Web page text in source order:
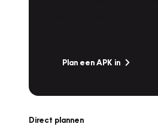
Plan een APK in
Direct plannen